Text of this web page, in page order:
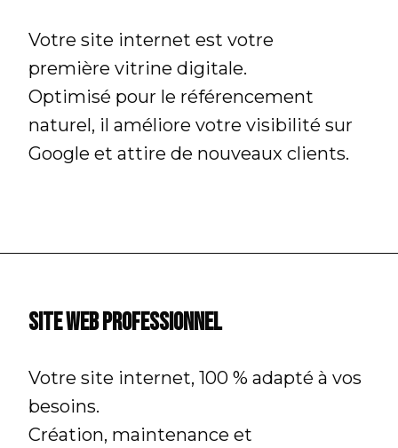
Votre site internet est votre
première vitrine digitale.
Optimisé pour le référencement
naturel, il améliore votre visibilité sur
Google et attire de nouveaux clients.
Site web professionnel
Votre site internet, 100 % adapté à vos
besoins.
Création, maintenance et